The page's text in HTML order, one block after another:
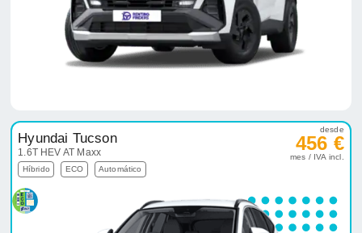
Hyundai Tucson
1.6T HEV AT Maxx
Híbrido ECO Automático
desde
456 €
mes / IVA incl.